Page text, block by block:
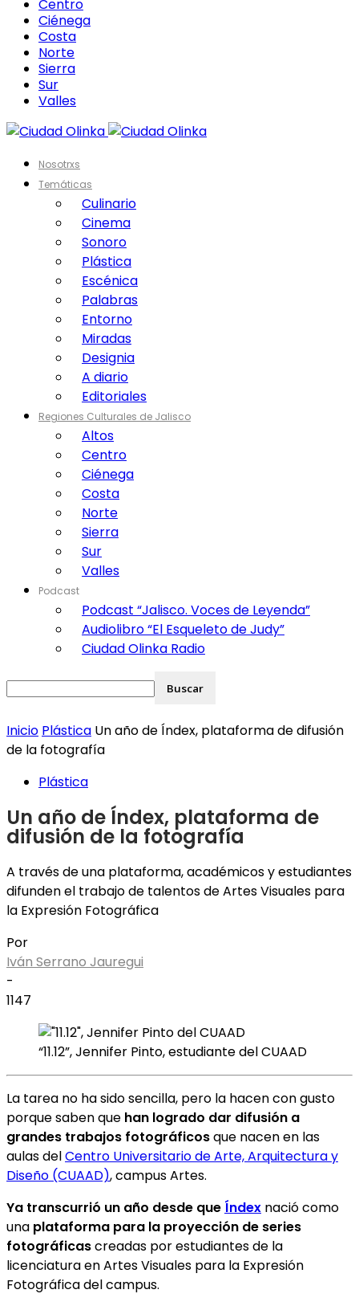
Centro
Ciénega
Costa
Norte
Sierra
Sur
Valles
Nosotrxs
Temáticas
Culinario
Cinema
Sonoro
Plástica
Escénica
Palabras
Entorno
Miradas
Designia
A diario
Editoriales
Regiones Culturales de Jalisco
Altos
Centro
Ciénega
Costa
Norte
Sierra
Sur
Valles
Podcast
Podcast “Jalisco. Voces de Leyenda”
Audiolibro “El Esqueleto de Judy”
Ciudad Olinka Radio
Inicio Plástica Un año de Índex, plataforma de difusión
de la fotografía
Plástica
Un año de Índex, plataforma de
difusión de la fotografía
A través de una plataforma, académicos y estudiantes
difunden el trabajo de talentos de Artes Visuales para
la Expresión Fotográfica
Por
Iván Serrano Jauregui
-
1147
“11.12”, Jennifer Pinto, estudiante del CUAAD
La tarea no ha sido sencilla, pero la hacen con gusto
porque saben que han logrado dar difusión a
grandes trabajos fotográficosque nacen en las
aulas delCentro Universitario de Arte, Arquitectura y
Diseño (CUAAD), campus Artes.
Ya transcurrió un año desde que Índex nació como
una plataforma para la proyección de series
fotográficascreadas por estudiantes de la
licenciatura en Artes Visuales para la Expresión
Fotográfica del campus.